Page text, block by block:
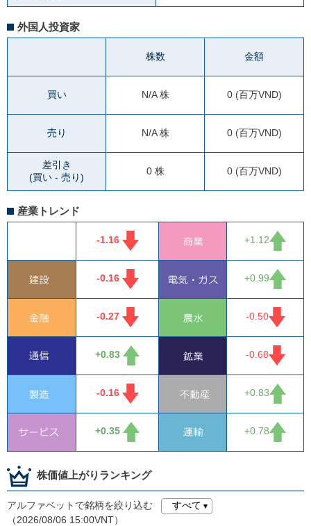
外国人投資家
株数 金額
買い N/A株 0 (百万VND)
売り N/A株 0 (百万VND)
差引き
(買い - 売り)
0 株 0 (百万VND)
産業トレンド
-1.16 +1.12
-0.16 +0.99
-0.27 -0.50
+0.83 -0.68
-0.16 +0.83
+0.35 +0.78
株価値上がりランキング
アルファベットで銘柄を絞り込む
（2026/08/06 15:00VNT）